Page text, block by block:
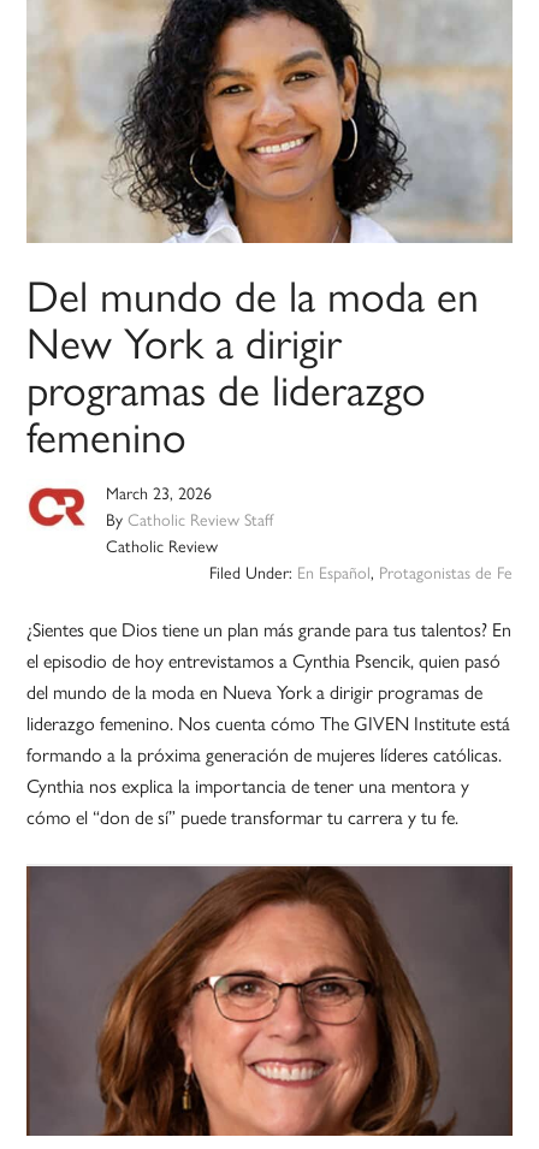
Del mundo de la moda en
New York a dirigir
programas de liderazgo
femenino
March 23, 2026
ByCatholic Review Staff
Catholic Review
Filed Under: En Español, Protagonistas de Fe
¿Sientes que Dios tiene un plan más grande para tus talentos? En
el episodio de hoy entrevistamos a Cynthia Psencik, quien pasó
del mundo de la moda en Nueva York a dirigir programas de
liderazgo femenino. Nos cuenta cómo The GIVEN Institute está
formando a la próxima generación de mujeres líderes católicas.
Cynthia nos explica la importancia de tener una mentora y
cómo el “don de sí” puede transformar tu carrera y tu fe.